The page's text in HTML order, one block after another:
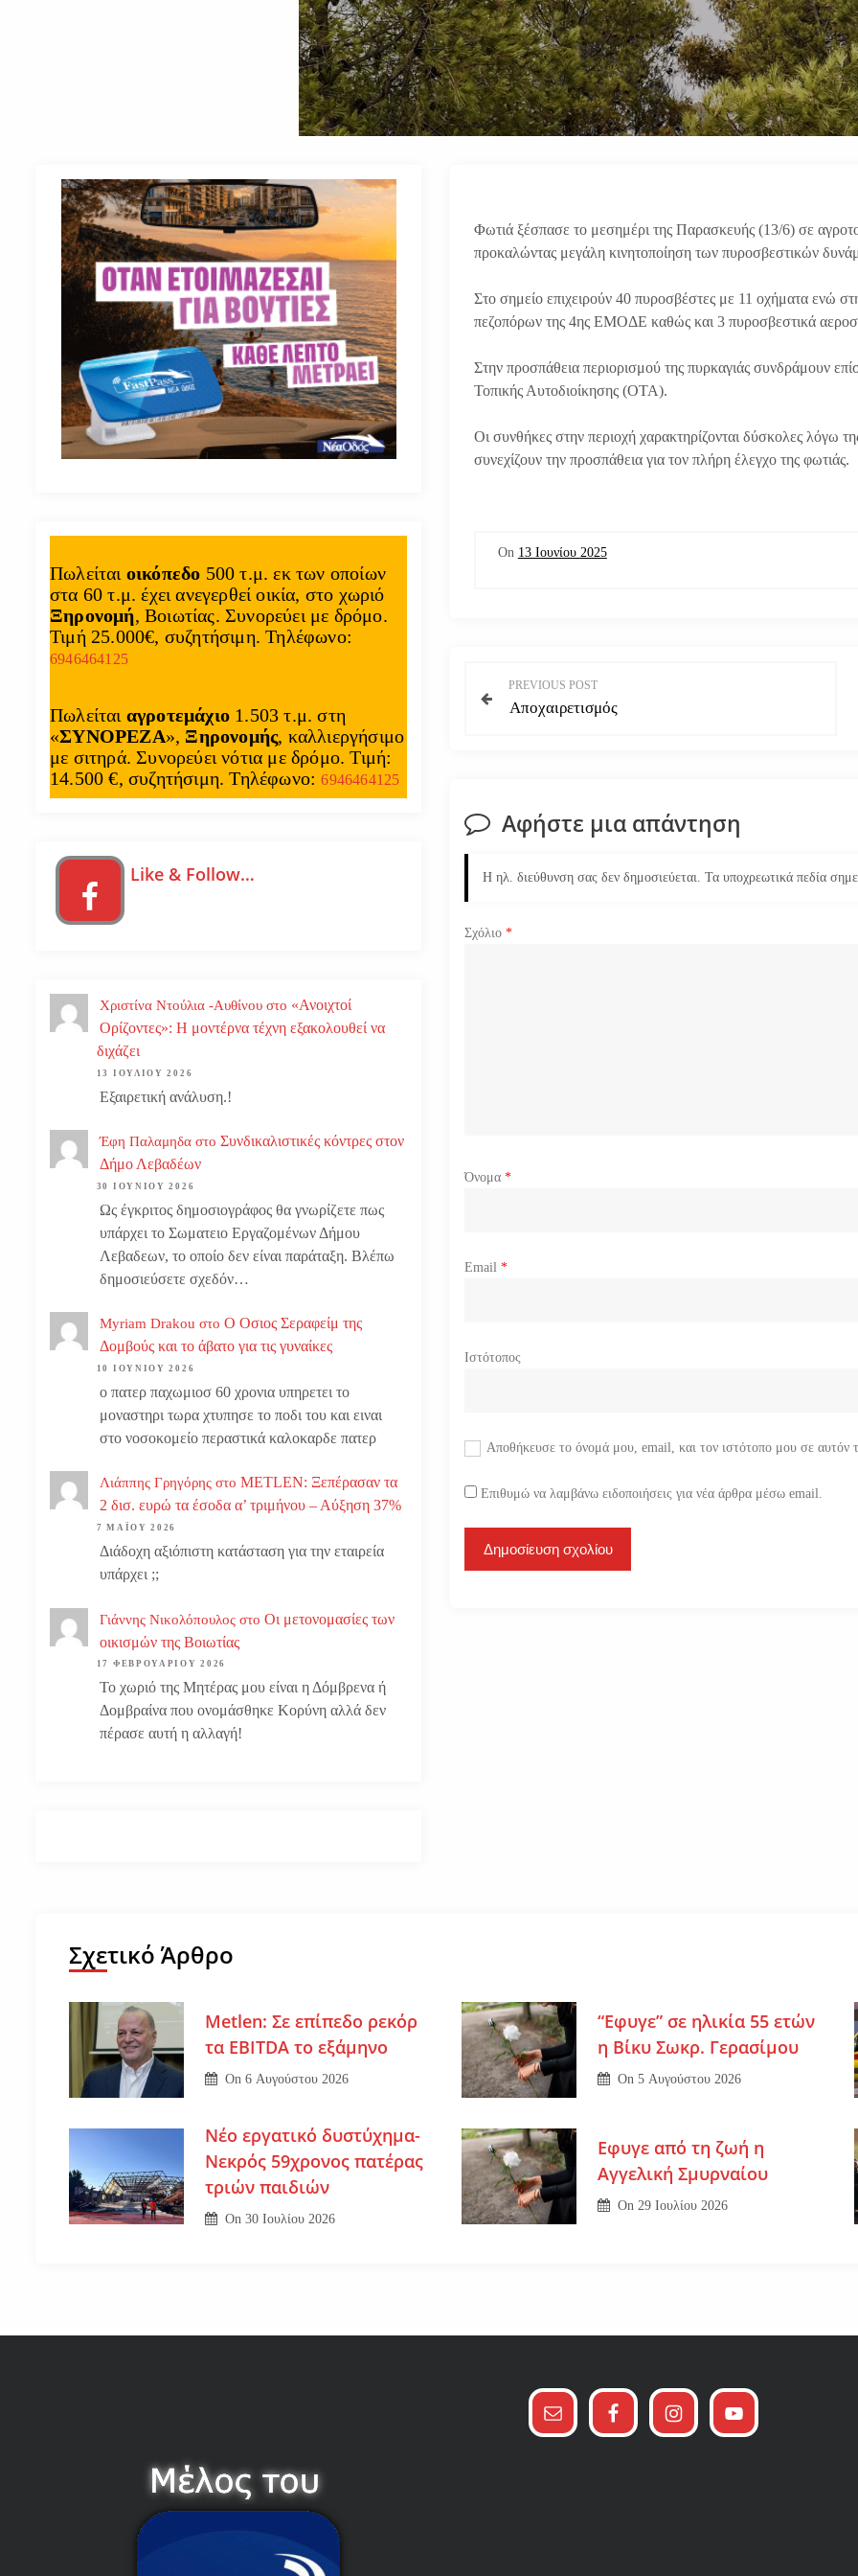
Φωτιά ξέσπασε το μεσημέρι της Παρασκευής (13/6) σε
προκαλώντας μεγάλη κινητοποίηση των πυροσβεστικών
Στο σημείο επιχειρούν 40 πυροσβέστες με 11 οχήματα ενώ
πεζοπόρων της 4ης ΕΜΟΔΕ καθώς και 3 πυροσβεστικά
Στην προσπάθεια περιορισμού της πυρκαγιάς συνδράμουν
Τοπικής Αυτοδιοίκησης (ΟΤΑ).
Οι συνθήκες στην περιοχή χαρακτηρίζονται δύσκολες λόγω
συνεχίζουν την προσπάθεια για τον πλήρη έλεγχο της φωτιάς.
On 13 Ιουνίου 2025
ή
γ
η
σ
PREVIOUS POST
Αποχαιρετισμός
Αφήστε μια απάντηση
Η ηλ. διεύθυνση σας δεν δημοσιεύεται. Τα υποχρεωτικά πεδία
Σχόλιο*
Όνομα*
Email*
Ιστότοπος
Αποθήκευσε το όνομά μου, email, και τον ιστότοπο μου σε αυτόν
Επιθυμώ να λαμβάνω ειδοποιήσεις για νέα άρθρα μέσω email.
Πωλείται οικόπεδο 500 τ.μ. εκ των οποίων
στα 60 τ.μ. έχει ανεγερθεί οικία, στο χωριό
Ξηρονομή, Βοιωτίας. Συνορεύει με δρόμο.
Τιμή 25.000€, συζητήσιμη. Τηλέφωνο:
6946464125
Πωλείται αγροτεμάχιο 1.503 τ.μ. στη
«ΣΥΝΟΡΕΖΑ», Ξηρονομής, καλλιεργήσιμο
με σιτηρά. Συνορεύει νότια με δρόμο. Τιμή:
14.500 €, συζητήσιμη. Τηλέφωνο:6946464125
Like & Follow…
Χριστίνα Ντούλια -Αυθίνου στο «Ανοιχτοί
Ορίζοντες»: Η μοντέρνα τέχνη εξακολουθεί να
διχάζει
13 ΙΟΥΛΊΟΥ 2026
Εξαιρετική ανάλυση.!
Έφη Παλαμηδα στο Συνδικαλιστικές κόντρες στον
Δήμο Λεβαδέων
30 ΙΟΥΝΊΟΥ 2026
Ως έγκριτος δημοσιογράφος θα γνωρίζετε πως
υπάρχει το Σωματειο Εργαζομένων Δήμου
Λεβαδεων, το οποίο δεν είναι παράταξη. Βλέπω
δημοσιεύσετε σχεδόν…
Myriam Drakou στο Ο Οσιος Σεραφείμ της
Δομβούς και το άβατο για τις γυναίκες
10 ΙΟΥΝΊΟΥ 2026
ο πατερ παχωμιοσ 60 χρονια υπηρετει το
μοναστηρι τωρα χτυπησε το ποδι του και ειναι
στο νοσοκομείο περαστικά καλοκαρδε πατερ
Λιάππης Γρηγόρης στο METLEN: Ξεπέρασαν τα
2 δισ. ευρώ τα έσοδα α’ τριμήνου – Αύξηση 37%
7 ΜΑΪ́ΟΥ 2026
Διάδοχη αξιόπιστη κατάσταση για την εταιρεία
υπάρχει ;;
Γιάννης Νικολόπουλος στο Οι μετονομασίες των
οικισμών της Βοιωτίας
17 ΦΕΒΡΟΥΑΡΊΟΥ 2026
Το χωριό της Μητέρας μου είναι η Δόμβρενα ή
Δομβραίνα που ονομάσθηκε Κορύνη αλλά δεν
πέρασε αυτή η αλλαγή!
Σχετικό Άρθρο
Metlen: Σε επίπεδο ρεκόρ
τα EBITDA το εξάμηνο
On6 Αυγούστου 2026
“Εφυγε” σε ηλικία 55 ετών
η Βίκυ Σωκρ. Γερασίμου
On5 Αυγούστου 2026
Νέο εργατικό δυστύχημα-
Νεκρός 59χρονος πατέρας
τριών παιδιών
On30 Ιουλίου 2026
Εφυγε από τη ζωή η
Αγγελική Σμυρναίου
On29 Ιουλίου 2026